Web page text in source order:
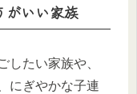
がいい家族
したい家族や、
にぎやかな子連